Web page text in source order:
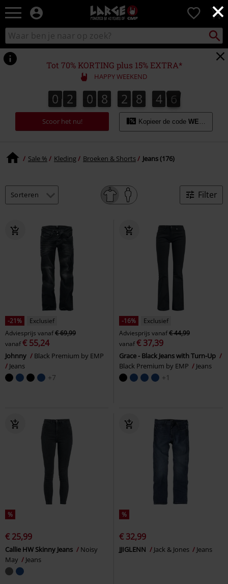
×
Large
–
Muziek-,
en
gaming-
merch
+
alternatieve
kleding
0
Zoek
in
catalogus
zoeken
Tot 70% KORTING plus 15% EXTRA*
HAPPY WEEKEND
0
0 2
2 0
0 8
8 2
2 8
8 4
4
4
4 4
5
4
Scoor het nu! Kopieer de code WEEKEND
Sale % Kleding Broeken & Shorts Jeans (176)
Filter
-21%
Exclusief
Adviesprijs vanaf€ 69,99
vanaf€ 55,24
Johnny
Black Premium by EMP
Jeans
+7
-16%
Exclusief
Adviesprijs vanaf€ 44,99
vanaf€ 37,39
Grace - Black Jeans with Turn-Up
Black Premium by EMP
Jeans
+1
%
€ 25,99
Callie HW Skinny Jeans
Noisy
May
Jeans
%
€ 32,99
JJIGLENN Jack & Jones Jeans